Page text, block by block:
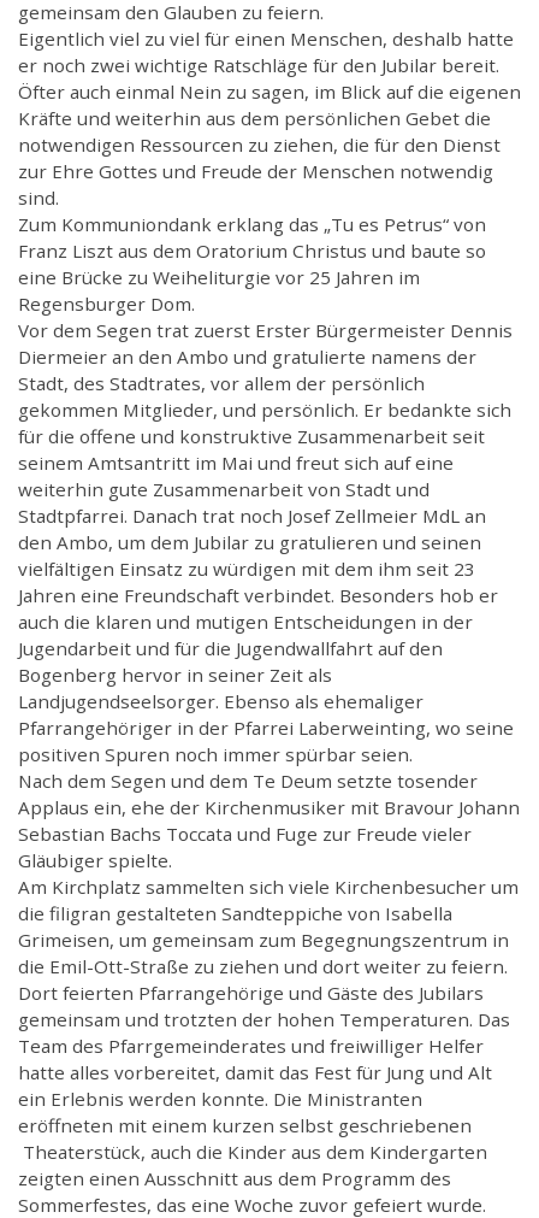
gemeinsam den Glauben zu feiern.
Eigentlich viel zu viel für einen Menschen, deshalb hatte
er noch zwei wichtige Ratschläge für den Jubilar bereit.
Öfter auch einmal Nein zu sagen, im Blick auf die eigenen
Kräfte und weiterhin aus dem persönlichen Gebet die
notwendigen Ressourcen zu ziehen, die für den Dienst
zur Ehre Gottes und Freude der Menschen notwendig
sind.
Zum Kommuniondank erklang das „Tu es Petrus“ von
Franz Liszt aus dem Oratorium Christus und baute so
eine Brücke zu Weiheliturgie vor 25 Jahren im
Regensburger Dom.
Vor dem Segen trat zuerst Erster Bürgermeister Dennis
Diermeier an den Ambo und gratulierte namens der
Stadt, des Stadtrates, vor allem der persönlich
gekommen Mitglieder, und persönlich. Er bedankte sich
für die offene und konstruktive Zusammenarbeit seit
seinem Amtsantritt im Mai und freut sich auf eine
weiterhin gute Zusammenarbeit von Stadt und
Stadtpfarrei. Danach trat noch Josef Zellmeier MdL an
den Ambo, um dem Jubilar zu gratulieren und seinen
vielfältigen Einsatz zu würdigen mit dem ihm seit 23
Jahren eine Freundschaft verbindet. Besonders hob er
auch die klaren und mutigen Entscheidungen in der
Jugendarbeit und für die Jugendwallfahrt auf den
Bogenberg hervor in seiner Zeit als
Landjugendseelsorger. Ebenso als ehemaliger
Pfarrangehöriger in der Pfarrei Laberweinting, wo seine
positiven Spuren noch immer spürbar seien.
Nach dem Segen und dem Te Deum setzte tosender
Applaus ein, ehe der Kirchenmusiker mit Bravour Johann
Sebastian Bachs Toccata und Fuge zur Freude vieler
Gläubiger spielte.
Am Kirchplatz sammelten sich viele Kirchenbesucher um
die filigran gestalteten Sandteppiche von Isabella
Grimeisen, um gemeinsam zum Begegnungszentrum in
die Emil-Ott-Straße zu ziehen und dort weiter zu feiern.
Dort feierten Pfarrangehörige und Gäste des Jubilars
gemeinsam und trotzten der hohen Temperaturen. Das
Team des Pfarrgemeinderates und freiwilliger Helfer
hatte alles vorbereitet, damit das Fest für Jung und Alt
ein Erlebnis werden konnte. Die Ministranten
eröffneten mit einem kurzen selbst geschriebenen
Theaterstück, auch die Kinder aus dem Kindergarten
zeigten einen Ausschnitt aus dem Programm des
Sommerfestes, das eine Woche zuvor gefeiert wurde.